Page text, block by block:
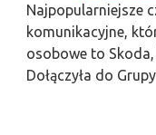
Najpopularniejsze
komunikacyjne,
osobowe to
Dołączyła do